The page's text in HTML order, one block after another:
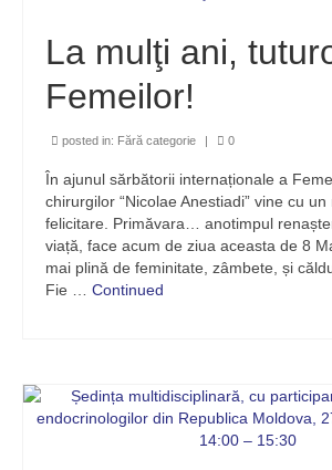
La mulţi ani,
Femeilor!
posted in: Fără categorie | 0
În ajunul sărbătorii internaționale a
chirurgilor “Nicolae Anestiadi” vine cu un
felicitare. Primăvara… anotimpul
viață, face acum de ziua aceasta de 8
mai plină de feminitate, zâmbete, și
Fie … Continued